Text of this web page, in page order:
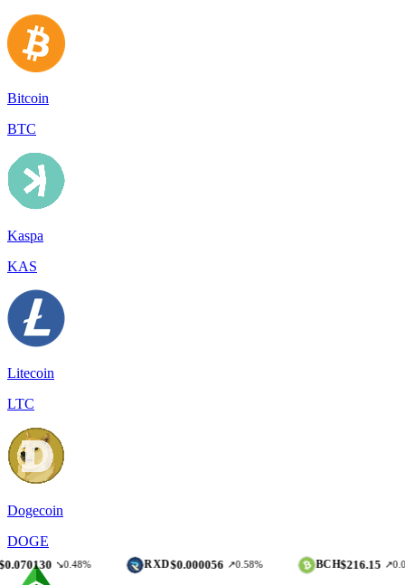
Bitcoin
BTC
Kaspa
KAS
Litecoin
LTC
Dogecoin
DOGE
↘0.48% $0.000056 ↗0.58% $216.15 ↗0.07%